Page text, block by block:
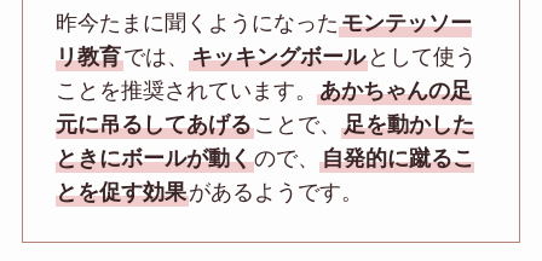
昨今たまに聞くようになったモンテッソー
リ教育では、 キッキングボールとして使う
ことを推奨されています。 あかちゃんの足
元に吊るしてあげることで、 足を動かした
ときにボールが動くので、 自発的に蹴るこ
とを促す効果があるようです。